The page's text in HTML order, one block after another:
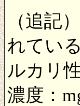
（追記
れてい
ルカリ
濃度：